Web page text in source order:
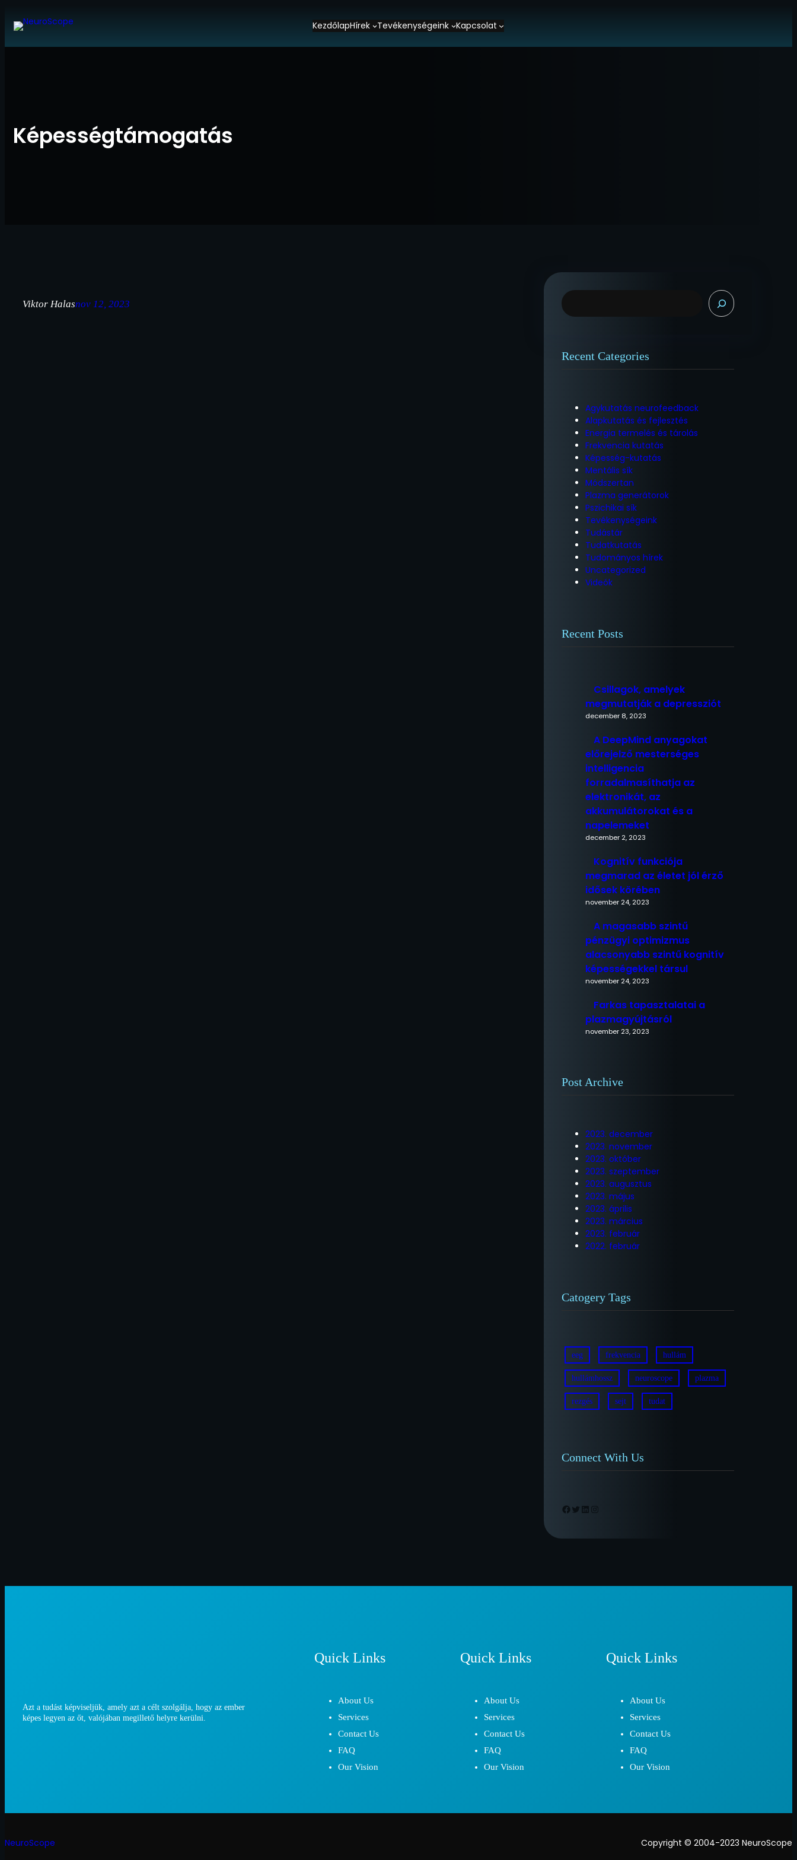
KezdőlapHírek Tevékenységeink Kapcsolat
Képességtámogatás
Viktor Halasnov 12, 2023
K
e
é
Recent Categories
Agykutatás neurofeedback
Alapkutatás és fejlesztés
Energia termelés és tárolás
Frekvencia kutatás
Képesség-kutatás
Mentális sík
Módszertan
Plazma generátorok
Pszichikai sík
Tevékenységeink
Tudástár
Tudatkutatás
Tudományos hírek
Uncategorized
Videók
Recent Posts
Csillagok, amelyek
megmutatják a depressziót
december 8, 2023
A DeepMind anyagokat
előrejelző mesterséges
intelligencia
forradalmasíthatja az
elektronikát, az
akkumulátorokat és a
napelemeket
december 2, 2023
Kognitív funkciója
megmarad az életet jól érző
idősek körében
november 24, 2023
A magasabb szintű
pénzügyi optimizmus
alacsonyabb szintű kognitív
képességekkel társul
november 24, 2023
Farkas tapasztalatai a
plazmagyújtásról
november 23, 2023
Post Archive
2023. december
2023. november
2023. október
2023. szeptember
2023. augusztus
2023. május
2023. április
2023. március
2023. február
2022. február
Catogery Tags
eeg frekvencia hullám
hullámhossz neuroscope plazma
rezgés sejt tudat
Connect With Us
Facebook Twitter LinkedIn Instagram
Azt a tudást képviseljük, amely azt a célt szolgálja, hogy az ember
képes legyen az őt, valójában megillető helyre kerülni.
Quick Links
About Us
Services
Contact Us
FAQ
Our Vision
Quick Links
About Us
Services
Contact Us
FAQ
Our Vision
Quick Links
About Us
Services
Contact Us
FAQ
Our Vision
NeuroScope Copyright © 2004-2023 NeuroScope